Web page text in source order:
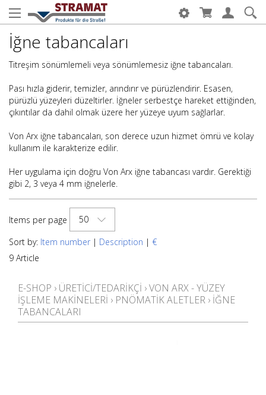
İğne tabancaları
Titreşim sönümlemeli veya sönümlemesiz iğne tabancaları.
Pası hızla giderir, temizler, arındırır ve pürüzlendirir. Esasen,
pürüzlü yüzeyleri düzeltirler. İğneler serbestçe hareket ettiğinden,
çıkıntılar da dahil olmak üzere her yüzeye uyum sağlarlar.
Von Arx iğne tabancaları, son derece uzun hizmet ömrü ve kolay
kullanım ile karakterize edilir.
Her uygulama için doğru Von Arx iğne tabancası vardır. Gerektiği
gibi 2, 3 veya 4 mm iğnelerle.
Items per page
50
Sort by: Item number | Description | €
9 Article
E-SHOP › ÜRETICI/TEDARIKÇI ›VON ARX - YÜZEY
IŞLEME MAKINELERI › PNÖMATIK ALETLER › İĞNE
TABANCALARI